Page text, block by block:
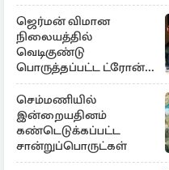
ஜெர்மன் விமான
நிலையத்தில்
வெடிகுண்டு
பொருத்தப்பட்ட ட்ரோன்!
தப்பியது உக்ரைன்
விமானம்
செம்மணியில்
இன்றையதினம்
கண்டெடுக்கப்பட்ட
சான்றுப்பொருட்கள்